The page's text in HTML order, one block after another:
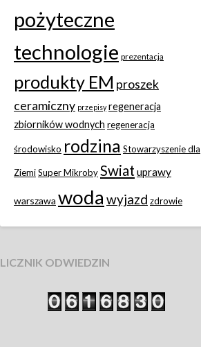
pożyteczne
technologie prezentacja
produkty EM proszek
ceramiczny przepisy regeneracja
zbiorników wodnych regeneracja
środowisko rodzina Stowarzyszenie dla
ZiemiSuper MikrobySwiat uprawy
warszawa woda wyjazd zdrowie
LICZNIK ODWIEDZIN